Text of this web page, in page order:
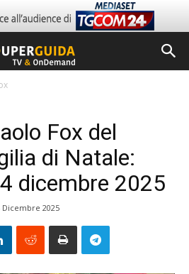
Fox del
di Natale:
dicembre 2025
Dicembre 2025